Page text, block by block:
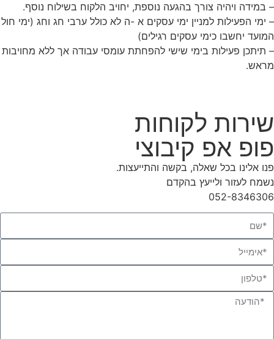
– במידה ויהיה צורך בהגעה נוספת, יחויב הלקוח בשילוח נוסף.
– ימי הפעילות למניין ימי עסקים א -ה לא כולל ערבי חג וחג (ימי חול
המועד יחשבו כימי עסקים רגילים)
– תיתכן פעילות בימי שישי להפחתת עומסי עבודה אך ללא מחויבות
מראש.
שירות לקוחות
פופ אפ קיבוצי
פנו אלינו בכל שאלה, בקשה והתייעצות.
נשמח לעזור ולייעץ בהקדם
052-8346306